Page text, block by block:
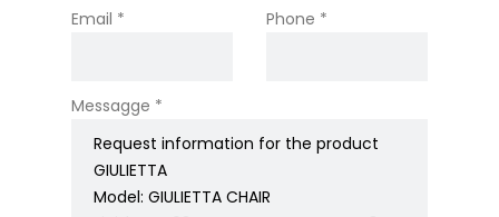
Email * Phone *
Messagge *